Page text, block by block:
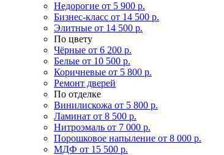
Недорогие от 5 900 р.
Бизнес-класс от 14 500 р.
Элитные от 14 500 р.
По цвету
Чёрные от 6 200 р.
Белые от 10 500 р.
Коричневые от 5 800 р.
Ремонт дверей
По отделке
Винилискожа от 5 800 р.
Ламинат от 8 500 р.
Нитроэмаль от 7 000 р.
Порошковое напыление от 8 000 р.
МДФ от 15 500 р.